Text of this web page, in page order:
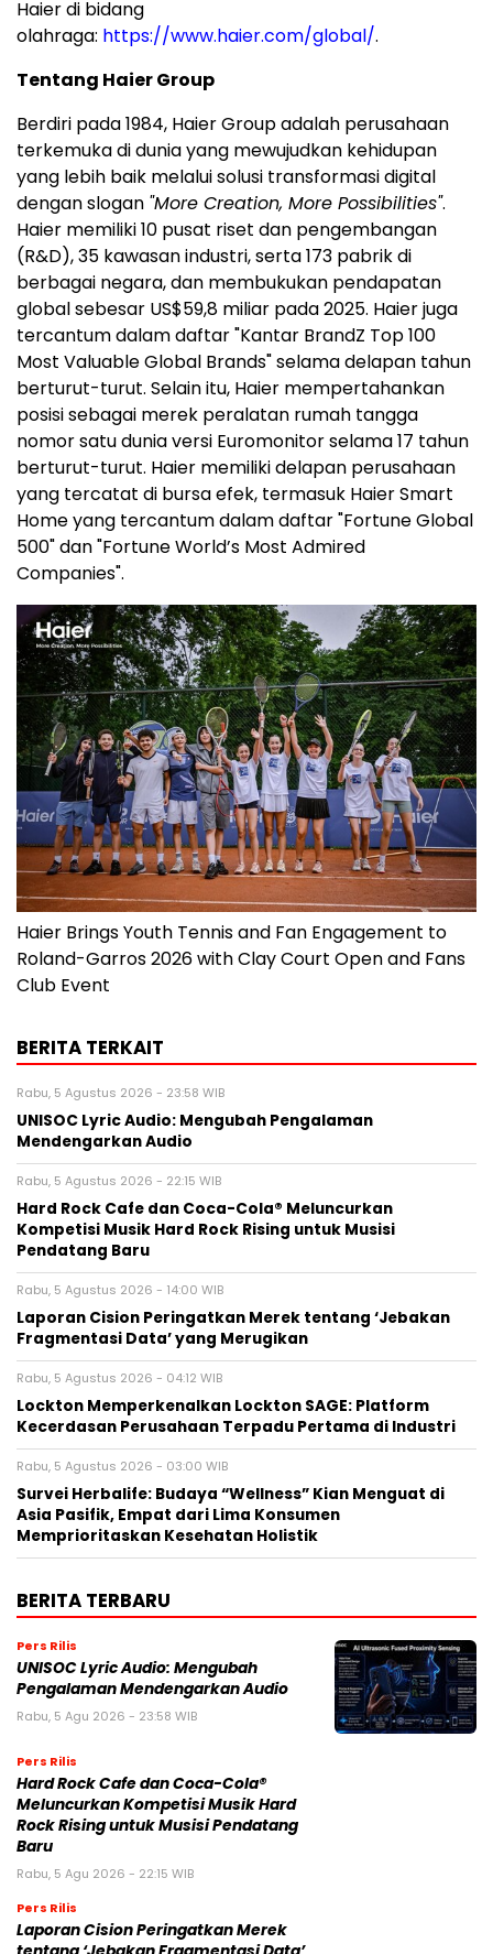
Haier di bidang
olahraga: https://www.haier.com/global/.
Tentang Haier Group
Berdiri pada 1984, Haier Group adalah perusahaan
terkemuka di dunia yang mewujudkan kehidupan
yang lebih baik melalui solusi transformasi digital
dengan slogan "More Creation, More Possibilities".
Haier memiliki 10 pusat riset dan pengembangan
(R&D), 35 kawasan industri, serta 173 pabrik di
berbagai negara, dan membukukan pendapatan
global sebesar US$59,8 miliar pada 2025. Haier juga
tercantum dalam daftar "Kantar BrandZ Top 100
Most Valuable Global Brands" selama delapan tahun
berturut-turut. Selain itu, Haier mempertahankan
posisi sebagai merek peralatan rumah tangga
nomor satu dunia versi Euromonitor selama 17 tahun
berturut-turut. Haier memiliki delapan perusahaan
yang tercatat di bursa efek, termasuk Haier Smart
Home yang tercantum dalam daftar "Fortune Global
500" dan "Fortune World’s Most Admired
Companies".
Haier Brings Youth Tennis and Fan Engagement to
Roland-Garros 2026 with Clay Court Open and Fans
Club Event
BERITA TERKAIT
Rabu, 5 Agustus 2026 - 23:58 WIB
UNISOC Lyric Audio: Mengubah Pengalaman
Mendengarkan Audio
Rabu, 5 Agustus 2026 - 22:15 WIB
Hard Rock Cafe dan Coca-Cola® Meluncurkan
Kompetisi Musik Hard Rock Rising untuk Musisi
Pendatang Baru
Rabu, 5 Agustus 2026 - 14:00 WIB
Laporan Cision Peringatkan Merek tentang ‘Jebakan
Fragmentasi Data’ yang Merugikan
Rabu, 5 Agustus 2026 - 04:12 WIB
Lockton Memperkenalkan Lockton SAGE: Platform
Kecerdasan Perusahaan Terpadu Pertama di Industri
Rabu, 5 Agustus 2026 - 03:00 WIB
Survei Herbalife: Budaya “Wellness” Kian Menguat di
Asia Pasifik, Empat dari Lima Konsumen
Memprioritaskan Kesehatan Holistik
BERITA TERBARU
Pers Rilis
UNISOC Lyric Audio: Mengubah
Pengalaman Mendengarkan Audio
Rabu, 5 Agu 2026 - 23:58 WIB
Pers Rilis
Hard Rock Cafe dan Coca-Cola®
Meluncurkan Kompetisi Musik Hard
Rock Rising untuk Musisi Pendatang
Baru
Rabu, 5 Agu 2026 - 22:15 WIB
Pers Rilis
Laporan Cision Peringatkan Merek